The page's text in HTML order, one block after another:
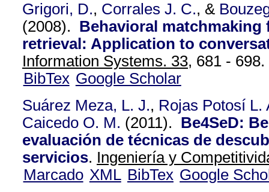
Grigori, D., Corrales J. C., &
(2008). Behavioral matchmaking
retrieval: Application to
Information Systems. 33, 681 - 698.
BibTex Google Scholar
Suárez Meza, L. J., Rojas Potosí L.
Caicedo O. M. (2011). Be4SeD:
evaluación de técnicas de
servicios. Ingeniería y
Marcado XML BibTex Google